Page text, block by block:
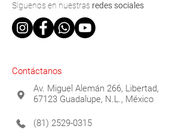
Síguenos en nuestras redes sociales
Contáctanos
Av. Miguel Alemán 266, Libertad,
67123 Guadalupe, N.L., México
(81) 2529-0315